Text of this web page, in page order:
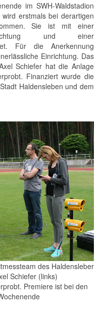
im SWH-Waldstadion
erstmals bei derartigen
Sie ist mit einer
und einer
Für die Anerkennung
Einrichtung. Das
Schiefer hat die Anlage
Finanziert wurde die
Haldensleben und dem
des Haldensleber
Schiefer (links)
Premiere ist bei den